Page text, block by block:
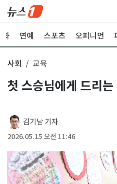
화 연예 스포츠 오피니언
사회 교육
첫 스승님에게 드리
김기남 기자
2026.05.15 오전 11:46